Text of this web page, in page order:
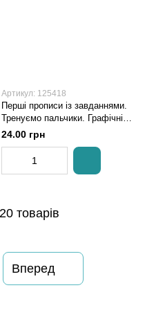
Артикул: 125418
Перші прописи із завданнями.
Тренуємо пальчики. Графічні
вправи Кристал Бук
24.00 грн
товарів
Вперед